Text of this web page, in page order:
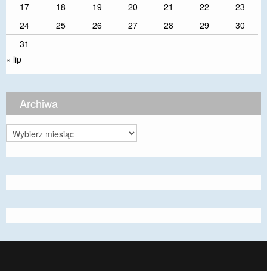
17
18 19 20 21 22
23
24
25 26 27 28 29
30
31
« lip
Archiwa
Archiwa